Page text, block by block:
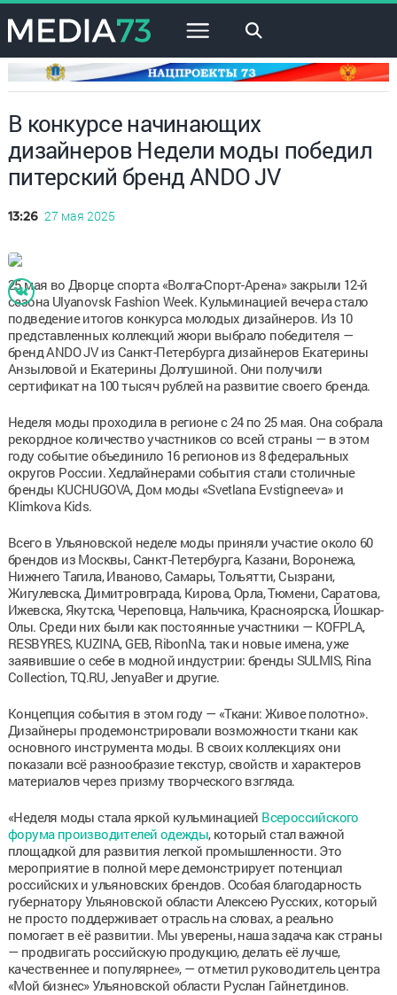
×
В конкурсе начинающих
дизайнеров Недели моды победил
питерский бренд ANDO JV
13:26 27 мая 2025
25 мая во Дворце спорта «Волга-Спорт-Арена» закрыли 12-й
сезона Ulyanovsk Fashion Week. Кульминацией вечера стало
подведение итогов конкурса молодых дизайнеров. Из 10
представленных коллекций жюри выбрало победителя —
бренд ANDO JV из Санкт-Петербурга дизайнеров Екатерины
Анзыловой и Екатерины Долгушиной. Они получили
сертификат на 100 тысяч рублей на развитие своего бренда.
Неделя моды проходила в регионе с 24 по 25 мая. Она собрала
рекордное количество участников со всей страны — в этом
году событие объединило 16 регионов из 8 федеральных
округов России. Хедлайнерами события стали столичные
бренды KUCHUGOVA, Дом моды «Svetlana Evstigneeva» и
Klimkova Kids.
Всего в Ульяновской неделе моды приняли участие около 60
брендов из Москвы, Санкт-Петербурга, Казани, Воронежа,
Нижнего Тагила, Иваново, Самары, Тольятти, Сызрани,
Жигулевска, Димитровграда, Кирова, Орла, Тюмени, Саратова,
Ижевска, Якутска, Череповца, Нальчика, Красноярска, Йошкар-
Олы. Среди них были как постоянные участники — KOFPLA,
RESBYRES, KUZINA, GEB, RibonNa, так и новые имена, уже
заявившие о себе в модной индустрии: бренды SULMIS, Rina
Collection, TQ.RU, JenyaBer и другие.
Концепция события в этом году — «Ткани: Живое полотно».
Дизайнеры продемонстрировали возможности ткани как
основного инструмента моды. В своих коллекциях они
показали всё разнообразие текстур, свойств и характеров
материалов через призму творческого взгляда.
«Неделя моды стала яркой кульминацией Всероссийского
форума производителей одежды, который стал важной
площадкой для развития легкой промышленности. Это
мероприятие в полной мере демонстрирует потенциал
российских и ульяновских брендов. Особая благодарность
губернатору Ульяновской области Алексею Русских, который
не просто поддерживает отрасль на словах, а реально
помогает в её развитии. Мы уверены, наша задача как страны
— продвигать российскую продукцию, делать её лучше,
качественнее и популярнее», — отметил руководитель центра
«Мой бизнес» Ульяновской области Руслан Гайнетдинов.